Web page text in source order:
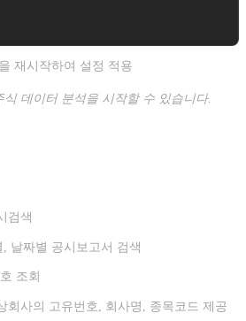
재시작하여 설정 적용
식 데이터 분석을 시작할 수 있습니다.
검색
날짜별 공시보고서 검색
조회
회사의 고유번호, 회사명, 종목코드 제공